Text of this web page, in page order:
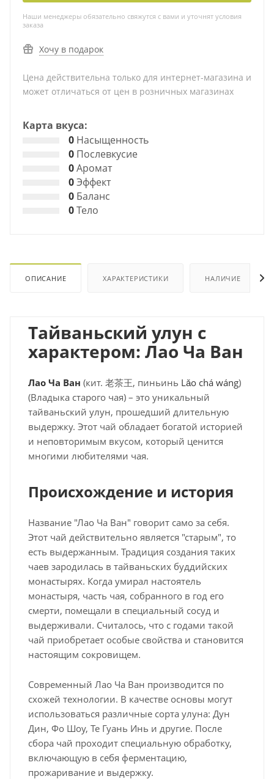
Наши менеджеры обязательно свяжутся с вами и уточнят условия
заказа
Хочу в подарок
Цена действительна только для интернет-магазина и
может отличаться от цен в розничных магазинах
Карта вкуса:
0 Насыщенность
0 Послевкусие
0Аромат
0Эффект
0 Баланс
0Тело
ОПИСАНИЕ ХАРАКТЕРИСТИКИ НАЛИЧИЕ
Тайваньский улун с
характером: Лао Ча Ван
Лао Ча Ван (кит. 老茶王, пиньинь Lǎo chá wáng)
(Владыка старого чая) – это уникальный
тайваньский улун, прошедший длительную
выдержку. Этот чай обладает богатой историей
и неповторимым вкусом, который ценится
многими любителями чая.
Происхождение и история
Название "Лао Ча Ван" говорит само за себя.
Этот чай действительно является "старым", то
есть выдержанным. Традиция создания таких
чаев зародилась в тайваньских буддийских
монастырях. Когда умирал настоятель
монастыря, часть чая, собранного в год его
смерти, помещали в специальный сосуд и
выдерживали. Считалось, что с годами такой
чай приобретает особые свойства и становится
настоящим сокровищем.
Современный Лао Ча Ван производится по
схожей технологии. В качестве основы могут
использоваться различные сорта улуна: Дун
Дин, Фо Шоу, Те Гуань Инь и другие. После
сбора чай проходит специальную обработку,
включающую в себя ферментацию,
прожаривание и выдержку.